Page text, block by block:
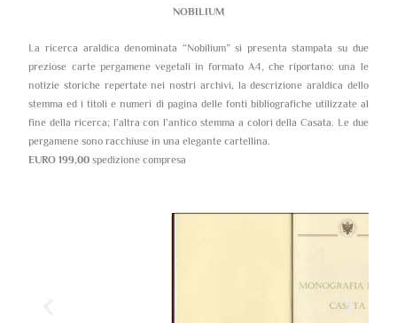
NOBILIUM
La ricerca araldica denominata “Nobilium” si presenta stampata su due
preziose carte pergamene vegetali in formato A4, che riportano: una le
notizie storiche repertate nei nostri archivi, la descrizione araldica dello
stemma ed i titoli e numeri di pagina delle fonti bibliografiche utilizzate al
fine della ricerca; l’altra con l’antico stemma a colori della Casata. Le due
pergamene sono racchiuse in una elegante cartellina.
EURO 199,00 spedizione compresa